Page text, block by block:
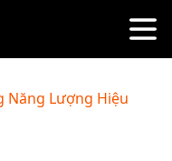
Năng Lượng Hiệu